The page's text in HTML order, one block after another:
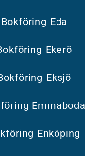
Bokföring Eda
Ekerö
Eksjö
Emmaboda
Enköping